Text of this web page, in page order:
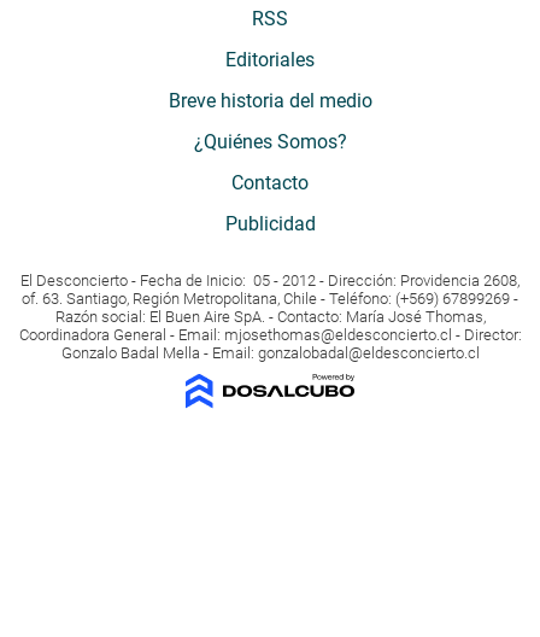
RSS
Editoriales
Breve historia del medio
¿Quiénes Somos?
Contacto
Publicidad
El Desconcierto - Fecha de Inicio: 05 - 2012 - Dirección: Providencia 2608,
of. 63. Santiago, Región Metropolitana, Chile - Teléfono: (+569) 67899269 -
Razón social: El Buen Aire SpA. - Contacto: María José Thomas,
Coordinadora General - Email: mjosethomas@eldesconcierto.cl - Director:
Gonzalo Badal Mella - Email: gonzalobadal@eldesconcierto.cl